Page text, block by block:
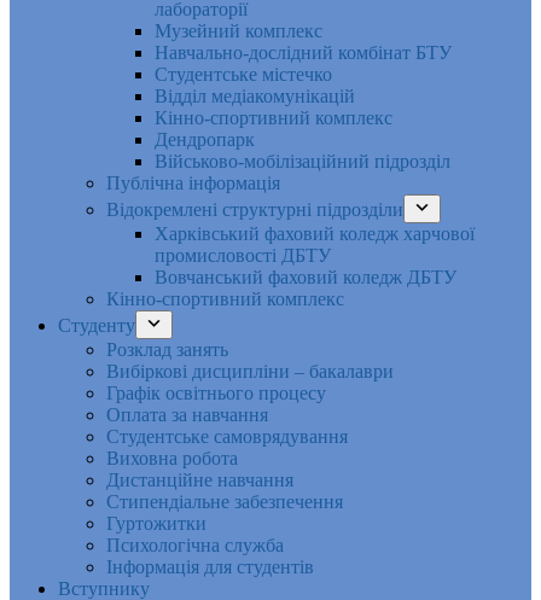
лабораторії
Музейний комплекс
Навчально-дослідний комбінат БТУ
Студентське містечко
Відділ медіакомунікацій
Кінно-спортивний комплекс
Дендропарк
Військово-мобілізаційний підрозділ
Публічна інформація
Відокремлені структурні підрозділи
Харківський фаховий коледж харчової
промисловості ДБТУ
Вовчанський фаховий коледж ДБТУ
Кінно-спортивний комплекс
Студенту
Розклад занять
Вибіркові дисципліни – бакалаври
Графік освітнього процесу
Оплата за навчання
Студентське самоврядування
Виховна робота
Дистанційне навчання
Стипендіальне забезпечення
Гуртожитки
Психологічна служба
Інформація для студентів
Вступнику